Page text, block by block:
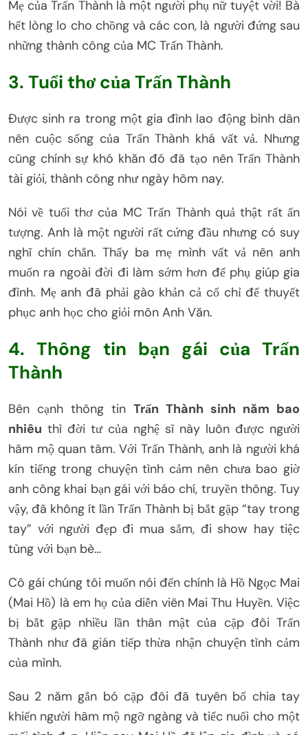
Mẹ của Trấn Thành là một người phụ nữ tuyệt vời! Bà
hết lòng lo cho chồng và các con, là người đứng sau
những thành công của MC Trấn Thành.
3. Tuổi thơ của Trấn Thành
Được sinh ra trong một gia đình lao động bình dân
nên cuộc sống của Trấn Thành khá vất vả. Nhưng
cũng chính sự khó khăn đó đã tạo nên Trấn Thành
tài giỏi, thành công như ngày hôm nay.
Nói về tuổi thơ của MC Trấn Thành quả thật rất ấn
tượng. Anh là một người rất cứng đầu nhưng có suy
nghĩ chín chắn. Thấy ba mẹ mình vất vả nên anh
muốn ra ngoài đời đi làm sớm hơn để phụ giúp gia
đình. Mẹ anh đã phải gào khản cả cổ chỉ để thuyết
phục anh học cho giỏi môn Anh Văn.
4. Thông tin bạn gái của Trấn
Thành
Bên cạnh thông tin Trấn Thành sinh năm bao
nhiêu thì đời tư của nghệ sĩ này luôn được người
hâm mộ quan tâm. Với Trấn Thành, anh là người khá
kín tiếng trong chuyện tình cảm nên chưa bao giờ
anh công khai bạn gái với báo chí, truyền thông. Tuy
vậy, đã không ít lần Trấn Thành bị bắt gặp “tay trong
tay” với người đẹp đi mua sắm, đi show hay tiệc
tùng với bạn bè…
Cô gái chúng tôi muốn nói đến chính là Hồ Ngọc Mai
(Mai Hồ) là em họ của diễn viên Mai Thu Huyền. Việc
bị bắt gặp nhiều lần thân mật của cặp đôi Trấn
Thành như đã gián tiếp thừa nhận chuyện tình cảm
của mình.
Sau 2 năm gắn bó cặp đôi đã tuyên bố chia tay
khiến người hâm mộ ngỡ ngàng và tiếc nuối cho một